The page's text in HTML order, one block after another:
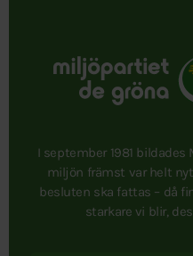
I september 1981
miljön främst var helt
besluten ska fattas – då
starkare vi blir,